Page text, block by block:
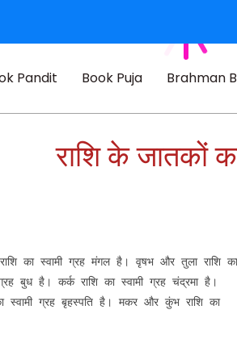
Pandit Book Puja Brahman
राशि के जातकों
का स्वामी ग्रह मंगल है। वृषभ और तुला राशि
बुध है। कर्क राशि का स्वामी ग्रह चंद्रमा है।
स्वामी ग्रह बृहस्पति है। मकर और कुंभ राशि का